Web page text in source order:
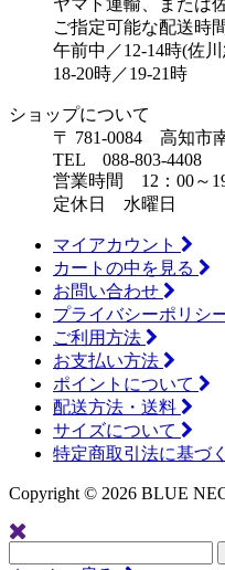
ご指定可能な配送時
午前中／12-14時(佐
18-20時／19-21時
ショップについて
〒 781-0084 高知市
TEL 088-803-4408
営業時間 12：00～
定休日 水曜日
マイアカウント
カートの中を見る
お問い合わせ
プライバシーポリシ
ご利用方法
お支払い方法
ポイントについて
配送方法・送料
サイズについて
特定商取引法に基づ
Copyright © 2026 BLUE